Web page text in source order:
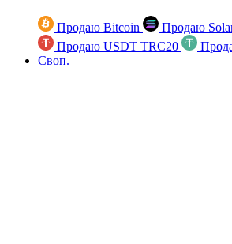
Продаю Bitcoin Продаю
Продаю USDT TRC20
Своп.